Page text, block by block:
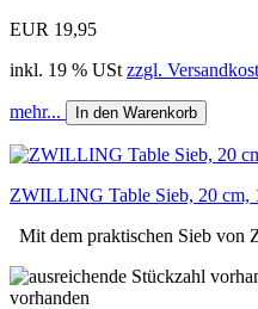
EUR 19,95
inkl. 19 % USt zzgl.
mehr... In den Warenkorb
ZWILLING Table Sieb, 20 cm,
Mit dem praktischen Sieb
vorhanden